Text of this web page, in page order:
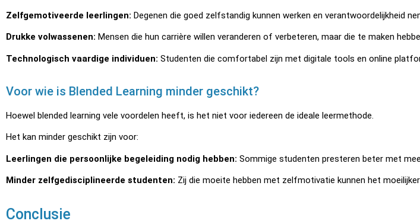
Zelfgemotiveerde leerlingen: Degenen die goed zelfstandig kunnen werken en verantwoordelijkheid
Drukke volwassenen: Mensen die hun carrière willen veranderen of verbeteren, maar die te maken
Technologisch vaardige individuen: Studenten die comfortabel zijn met digitale tools en online
Voor wie is Blended Learning minder geschikt?
Hoewel blended learning vele voordelen heeft, is het niet voor iedereen de ideale leermethode.
Het kan minder geschikt zijn voor:
Leerlingen die persoonlijke begeleiding nodig hebben: Sommige studenten presteren beter met
Minder zelfgedisciplineerde studenten: Zij die moeite hebben met zelfmotivatie kunnen het
Conclusie